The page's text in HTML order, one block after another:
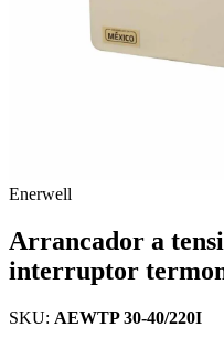
Enerwell
Arrancador a
interruptor
SKU: AEWTP 30-40/220I